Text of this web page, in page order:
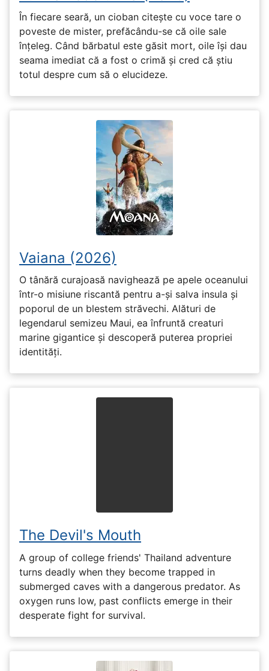
În fiecare seară, un cioban citește cu voce tare o
poveste de mister, prefăcându-se că oile sale
înțeleg. Când bărbatul este găsit mort, oile își dau
seama imediat că a fost o crimă și cred că știu
totul despre cum să o elucideze.
Vaiana (2026)
O tânără curajoasă navighează pe apele oceanului
într-o misiune riscantă pentru a-și salva insula și
poporul de un blestem străvechi. Alături de
legendarul semizeu Maui, ea înfruntă creaturi
marine gigantice și descoperă puterea propriei
identități.
The Devil's Mouth
A group of college friends' Thailand adventure
turns deadly when they become trapped in
submerged caves with a dangerous predator. As
oxygen runs low, past conflicts emerge in their
desperate fight for survival.